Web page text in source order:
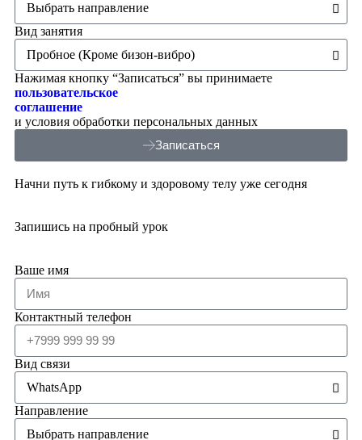
Вид занятия
Нажимая кнопку “Записаться” вы принимаете
пользовательское
соглашение
и условия обработки персональных данных
Записаться
Начни путь к гибкому и здоровому телу уже сегодня
Запишись на пробный урок
Ваше имя
Контактный телефон
Вид связи
Направление